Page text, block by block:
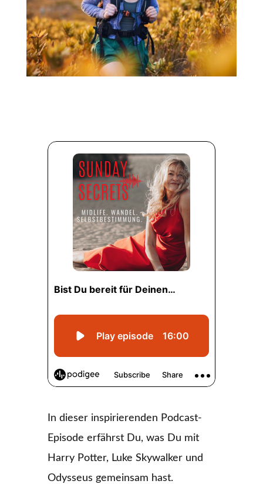
In dieser inspirierenden Podcast-
Episode erfährst Du, was Du mit
Harry Potter, Luke Skywalker und
Odysseus gemeinsam hast.